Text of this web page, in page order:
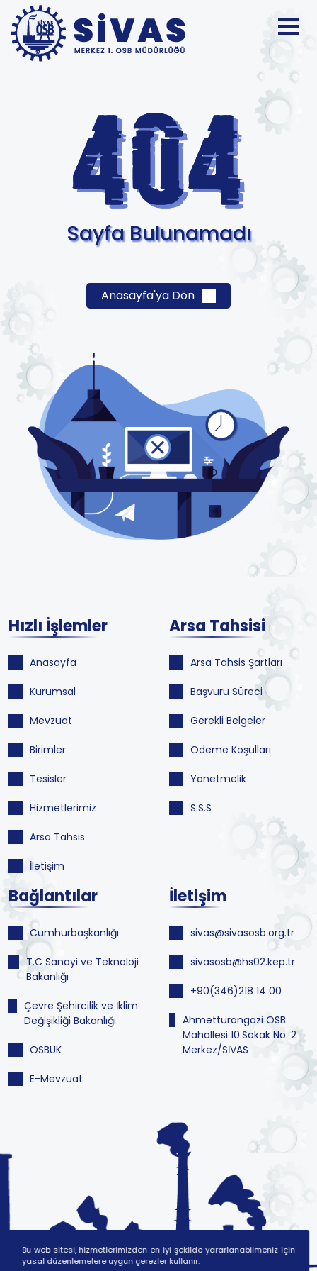
Sayfa Bulunamadı
Anasayfa'ya Dön
Hızlı İşlemler
Anasayfa
Kurumsal
Mevzuat
Birimler
Tesisler
Hizmetlerimiz
Arsa Tahsis
İletişim
Arsa Tahsisi
Arsa Tahsis Şartları
Başvuru Süreci
Gerekli Belgeler
Ödeme Koşulları
Yönetmelik
S.S.S
Bağlantılar
Cumhurbaşkanlığı
T.C Sanayi ve Teknoloji
Bakanlığı
Çevre Şehircilik ve İklim
Değişikliği Bakanlığı
OSBÜK
E-Mevzuat
İletişim
sivas@sivasosb.org.tr
sivasosb@hs02.kep.tr
+90(346)218 14 00
Ahmetturangazi OSB
Mahallesi 10.Sokak No: 2
Merkez/SİVAS
Bu web sitesi, hizmetlerimizden en iyi şekilde yararlanabilmeniz için
yasal düzenlemelere uygun çerezler kullanır.